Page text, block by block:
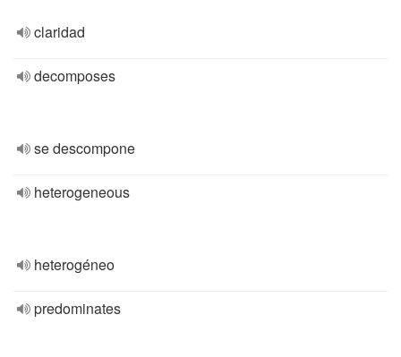
claridad
decomposes
se descompone
heterogeneous
heterogéneo
predominates